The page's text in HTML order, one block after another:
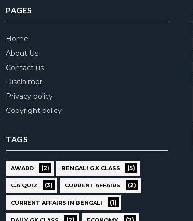
PAGES
Home
About Us
Contact us
Disclaimer
Privacy policy
Copyright policy
TAGS
AWARD (2) BENGALI G.K CLASS (5)
C.A QUIZ (3) CURRENT AFFAIRS (2)
CURRENT AFFAIRS IN BENGALI (1)